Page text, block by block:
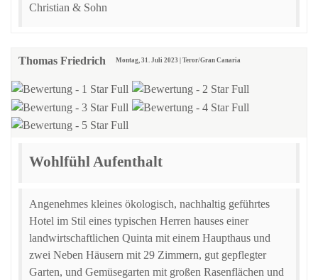
Christian & Sohn
Thomas Friedrich Montag, 31. Juli 2023 | Teror/Gran Canaria
Wohlfühl Aufenthalt
Angenehmes kleines ökologisch, nachhaltig geführtes
Hotel im Stil eines typischen Herren hauses einer
landwirtschaftlichen Quinta mit einem Haupthaus und
zwei Neben Häusern mit 29 Zimmern, gut gepflegter
Garten, und Gemüsegarten mit großen Rasenflächen und